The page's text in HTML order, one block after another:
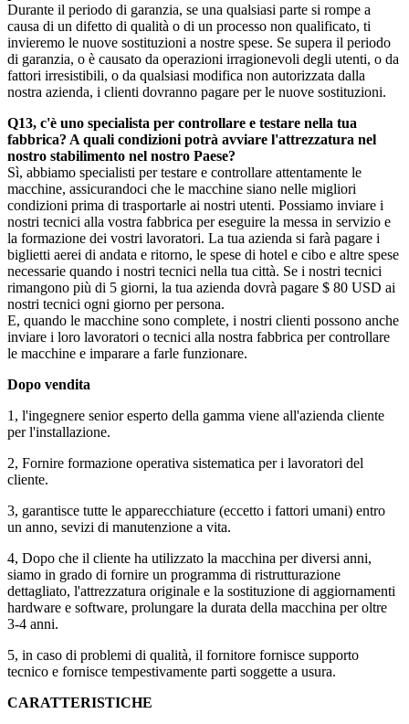
Durante il periodo di garanzia, se una qualsiasi parte si rompe a
causa di un difetto di qualità o di un processo non qualificato, ti
invieremo le nuove sostituzioni a nostre spese. Se supera il periodo
di garanzia, o è causato da operazioni irragionevoli degli utenti, o da
fattori irresistibili, o da qualsiasi modifica non autorizzata dalla
nostra azienda, i clienti dovranno pagare per le nuove sostituzioni.
Q13, c'è uno specialista per controllare e testare nella tua
fabbrica? A quali condizioni potrà avviare l'attrezzatura nel
nostro stabilimento nel nostro Paese?
Sì, abbiamo specialisti per testare e controllare attentamente le
macchine, assicurandoci che le macchine siano nelle migliori
condizioni prima di trasportarle ai nostri utenti. Possiamo inviare i
nostri tecnici alla vostra fabbrica per eseguire la messa in servizio e
la formazione dei vostri lavoratori. La tua azienda si farà pagare i
biglietti aerei di andata e ritorno, le spese di hotel e cibo e altre spese
necessarie quando i nostri tecnici nella tua città. Se i nostri tecnici
rimangono più di 5 giorni, la tua azienda dovrà pagare $ 80 USD ai
nostri tecnici ogni giorno per persona.
E, quando le macchine sono complete, i nostri clienti possono anche
inviare i loro lavoratori o tecnici alla nostra fabbrica per controllare
le macchine e imparare a farle funzionare.
Dopo vendita
1, l'ingegnere senior esperto della gamma viene all'azienda cliente
per l'installazione.
2, Fornire formazione operativa sistematica per i lavoratori del
cliente.
3, garantisce tutte le apparecchiature (eccetto i fattori umani) entro
un anno, sevizi di manutenzione a vita.
4, Dopo che il cliente ha utilizzato la macchina per diversi anni,
siamo in grado di fornire un programma di ristrutturazione
dettagliato, l'attrezzatura originale e la sostituzione di aggiornamenti
hardware e software, prolungare la durata della macchina per oltre
3-4 anni.
5, in caso di problemi di qualità, il fornitore fornisce supporto
tecnico e fornisce tempestivamente parti soggette a usura.
CARATTERISTICHE